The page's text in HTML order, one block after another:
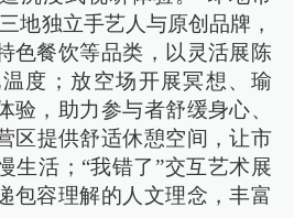
地独立手艺人与原创品牌，
色餐饮等品类，以灵活展陈
度；放空场开展冥想、瑜
验，助力参与者舒缓身心、
区提供舒适休憩空间，让市
生活；“我错了”交互艺术展
包容理解的人文理念，丰富